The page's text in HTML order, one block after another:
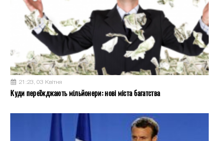
21:23, 03 Квітня
Куди переїжджають мільйонери: нові міста багатства